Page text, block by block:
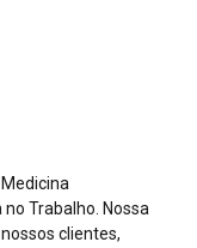
Trabalho. Nossa
clientes,